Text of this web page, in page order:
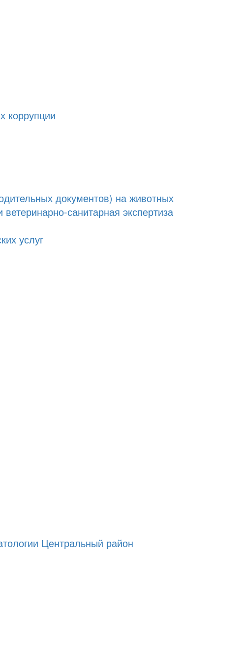
коррупции
документов) на животных
санитарная экспертиза
услуг
Центральный район